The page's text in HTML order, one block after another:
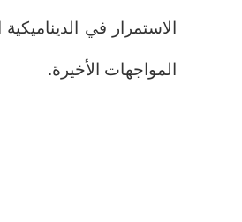
الاستمرار في الديناميكية
المواجهات الأخيرة.